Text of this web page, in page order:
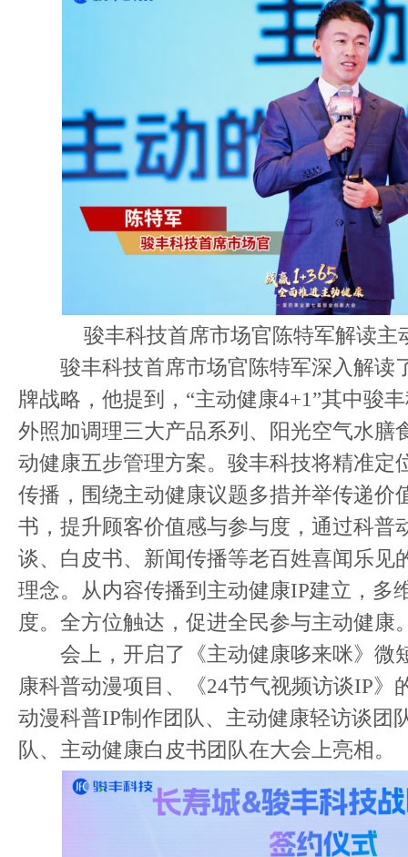
骏丰科技首席市场官陈特军解读主
骏丰科技首席市场官陈特军深入解读
牌战略，他提到，“主动健康4+1”其中骏
外照加调理三大产品系列、阳光空气水膳
动健康五步管理方案。骏丰科技将精准定
传播，围绕主动健康议题多措并举传递价
书，提升顾客价值感与参与度，通过科普
谈、白皮书、新闻传播等老百姓喜闻乐见
理念。从内容传播到主动健康IP建立，多
度。全方位触达，促进全民参与主动健康
会上，开启了《主动健康哆来咪》微
康科普动漫项目、《24节气视频访谈IP》
动漫科普IP制作团队、主动健康轻访谈团
队、主动健康白皮书团队在大会上亮相。